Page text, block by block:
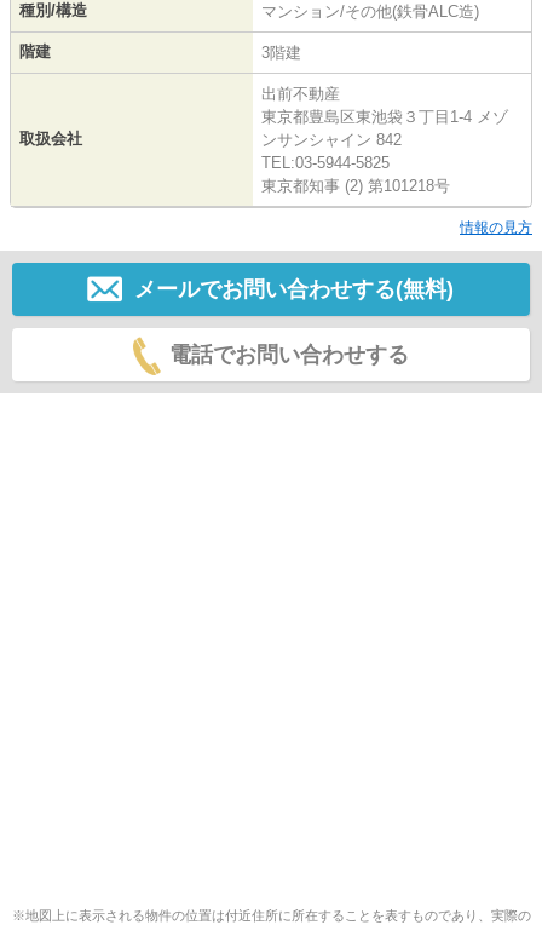
種別/構造 マンション/その他(鉄骨ALC造)
階建 3階建
取扱会社
出前不動産
東京都豊島区東池袋３丁目1-4 メゾ
ンサンシャイン 842
TEL:03-5944-5825
東京都知事 (2) 第101218号
情報の見方
メールでお問い合わせする(無料)
電話でお問い合わせする
※地図上に表示される物件の位置は付近住所に所在することを表すものであり、実際の